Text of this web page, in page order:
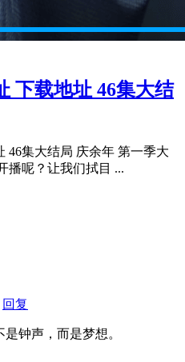
下载地址 46集大结
46集大结局 庆余年 第一季大
播呢？让我们拭目 ...
回复
钟声，而是梦想。